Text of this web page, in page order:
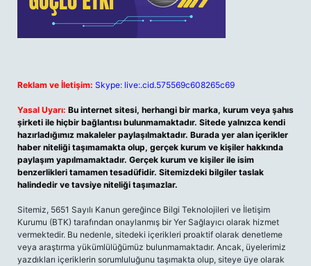
Reklam ve İletişim: Skype: live:.cid.575569c608265c69
Yasal Uyarı: Bu internet sitesi, herhangi bir marka, kurum veya şahıs
şirketi ile hiçbir bağlantısı bulunmamaktadır. Sitede yalnızca kendi
hazırladığımız makaleler paylaşılmaktadır. Burada yer alan içerikler
haber niteliği taşımamakta olup, gerçek kurum ve kişiler hakkında
paylaşım yapılmamaktadır. Gerçek kurum ve kişiler ile isim
benzerlikleri tamamen tesadüfidir. Sitemizdeki bilgiler taslak
halindedir ve tavsiye niteliği taşımazlar.
Sitemiz, 5651 Sayılı Kanun gereğince Bilgi Teknolojileri ve İletişim
Kurumu (BTK) tarafından onaylanmış bir Yer Sağlayıcı olarak hizmet
vermektedir. Bu nedenle, sitedeki içerikleri proaktif olarak denetleme
veya araştırma yükümlülüğümüz bulunmamaktadır. Ancak, üyelerimiz
yazdıkları içeriklerin sorumluluğunu taşımakta olup, siteye üye olarak